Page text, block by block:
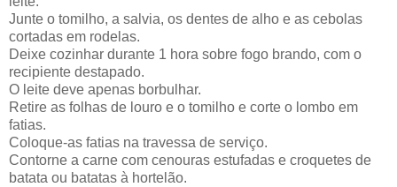
Junte o tomilho, a salvia, os dentes de alho e as cebolas
cortadas em rodelas.
Deixe cozinhar durante 1 hora sobre fogo brando, com o
recipiente destapado.
O leite deve apenas borbulhar.
Retire as folhas de louro e o tomilho e corte o lombo em
fatias.
Coloque-as fatias na travessa de serviço.
Contorne a carne com cenouras estufadas e croquetes de
batata ou batatas à hortelão.